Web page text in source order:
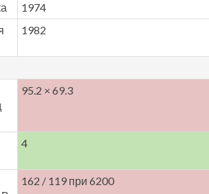
1974
1982
95.2 × 69.3
4
162 / 119 при 6200